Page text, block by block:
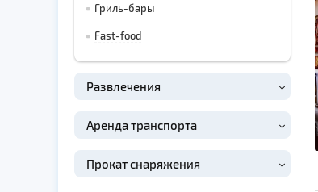
Гриль-бары
Fast-food
Развлечения
Аренда транспорта
Прокат снаряжения